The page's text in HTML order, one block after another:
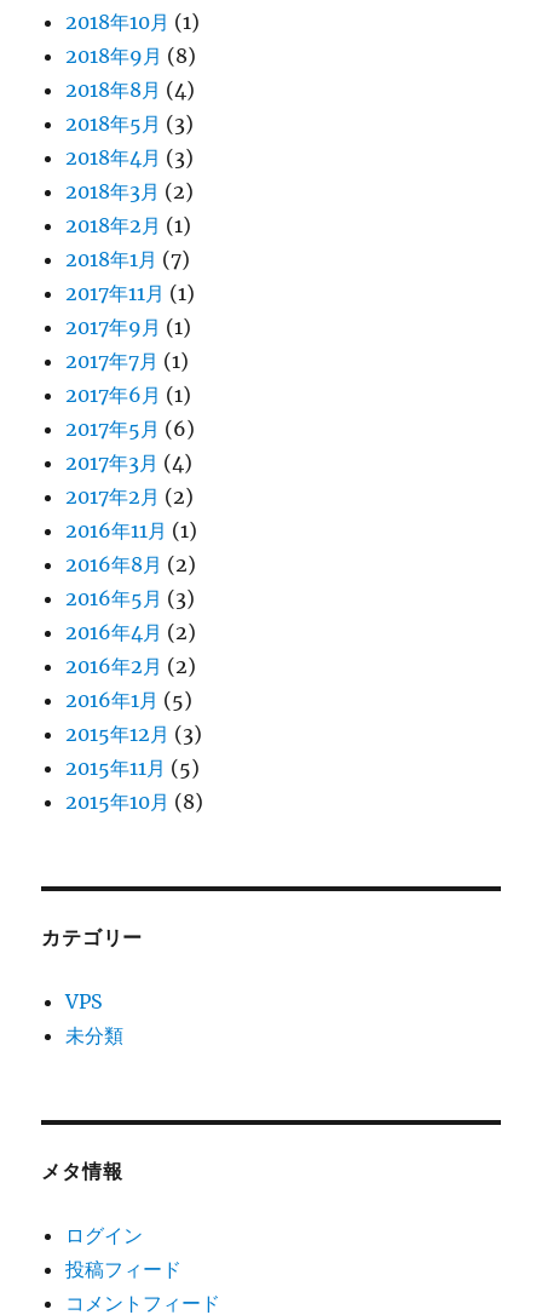
2018年10月 (1)
2018年9月 (8)
2018年8月 (4)
2018年5月 (3)
2018年4月 (3)
2018年3月 (2)
2018年2月 (1)
2018年1月 (7)
2017年11月 (1)
2017年9月 (1)
2017年7月 (1)
2017年6月 (1)
2017年5月 (6)
2017年3月 (4)
2017年2月 (2)
2016年11月 (1)
2016年8月 (2)
2016年5月 (3)
2016年4月 (2)
2016年2月 (2)
2016年1月 (5)
2015年12月 (3)
2015年11月 (5)
2015年10月 (8)
カテゴリー
VPS
未分類
メタ情報
ログイン
投稿フィード
コメントフィード